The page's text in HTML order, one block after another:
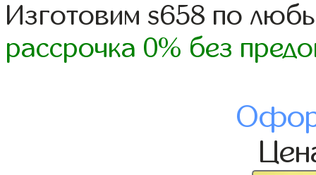
Изготовим s658 по
рассрочка 0% без